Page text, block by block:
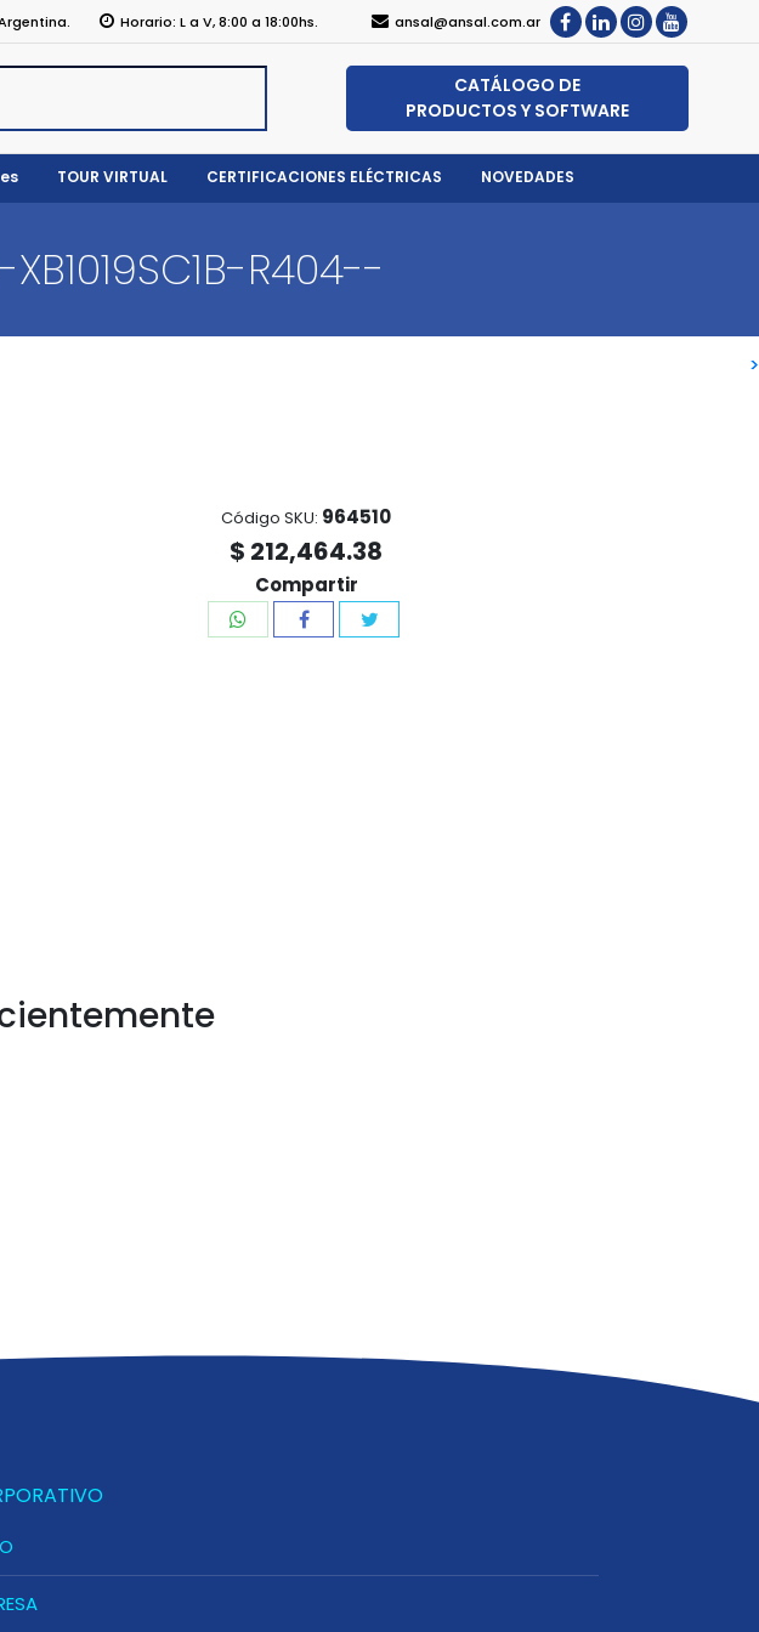
Horario: L a V, 8:00 a 18:00hs. ansal@ansal.com.ar
CATÁLOGO DE
PRODUCTOS Y SOFTWARE
TOUR VIRTUAL CERTIFICACIONES ELÉCTRICAS NOVEDADES
R404--
>
>
Código SKU: 964510
$ 212,464.38
Compartir